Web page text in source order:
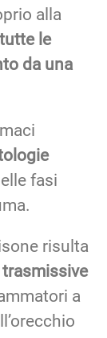
alla
le
da una
fasi
risulta
a